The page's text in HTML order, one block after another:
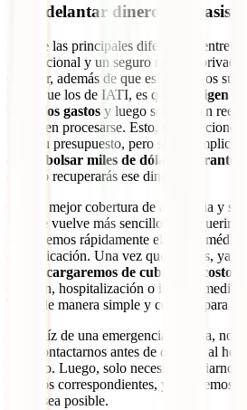
Sin adelantar dinero para
Una de las principales diferencias entre
internacional y un seguro médico privado
exterior, además de que estos últimos
bajas que los de IATI, es que
te exigen
todos los gastos y luego solicitar un
meses en procesarse. Esto, en
tanto tu presupuesto, pero si se complica,
desembolsar miles de dólares durante
cuándo recuperarás ese dinero.
Con la mejor cobertura de asistencia y
todo se vuelve más sencillo. Al requerir
indicaremos rápidamente el centro
a tu ubicación. Una vez que llegues, ya
nos encargaremos de cubrir los costos
examen, hospitalización o incluso
Todo de manera simple y cómoda para ti.
Si, a raíz de una emergencia médica, no
para contactarnos antes de dirigirte al
proceso. Luego, solo necesitas enviarnos
médicos correspondientes, y te haremos
como sea posible.